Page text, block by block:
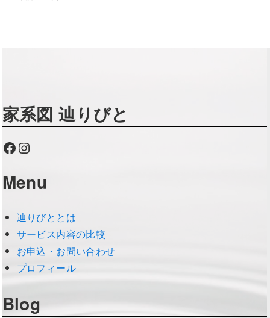
家系図 辿りびと
Facebook Instagram
Menu
辿りびととは
サービス内容の比較
お申込・お問い合わせ
プロフィール
Blog